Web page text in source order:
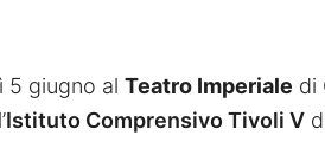
5 giugno al Teatro Imperiale di
Istituto Comprensivo Tivoli V